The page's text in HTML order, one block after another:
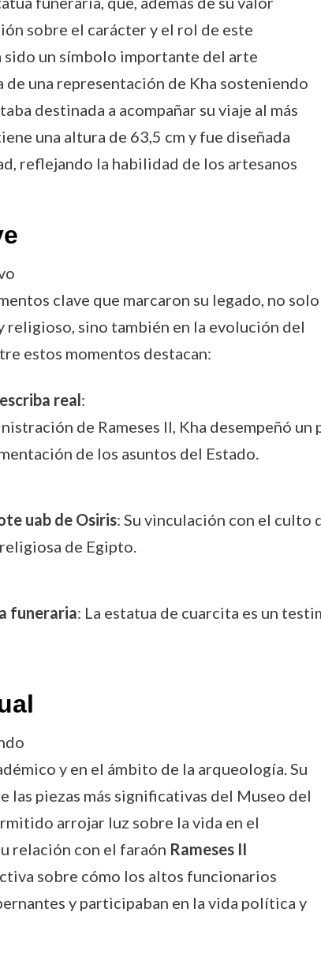
sobre el carácter y el rol de este
sido un símbolo importante del arte
una representación de Kha sosteniendo
destinada a acompañar su viaje al más
una altura de 63,5 cm y fue diseñada
reflejando la habilidad de los artesanos
clave que marcaron su legado, no solo
sino también en la evolución del
estos momentos destacan:
real:
de Rameses II, Kha desempeñó un
de los asuntos del Estado.
uab de Osiris: Su vinculación con el culto
de Egipto.
funeraria: La estatua de cuarcita es un
y en el ámbito de la arqueología. Su
las piezas más significativas del Museo del
arrojar luz sobre la vida en el
relación con el faraón Rameses II
sobre cómo los altos funcionarios
y participaban en la vida política y